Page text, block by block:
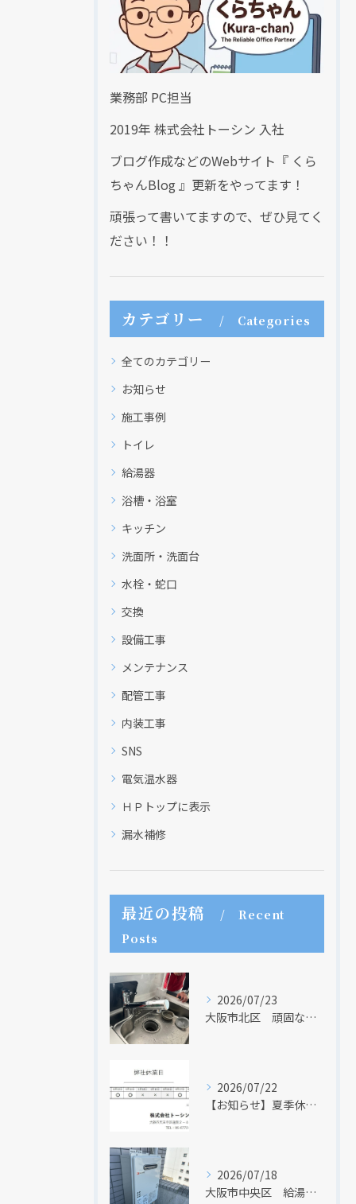
業務部 PC担当
2019年 株式会社トーシン 入社
ブログ作成などのWebサイト『 くら
ちゃんBlog 』更新をやってます！
頑張って書いてますので、ぜひ見てく
ださい！！
カテゴリー Categories
全てのカテゴリー
お知らせ
施工事例
トイレ
給湯器
浴槽・浴室
キッチン
洗面所・洗面台
水栓・蛇口
交換
設備工事
メンテナンス
配管工事
内装工事
SNS
電気温水器
ＨＰトップに表示
漏水補修
最近の投稿
Recent
Posts
2026/07/23
大阪市北区 頑固な水アカはなかなか取れない・・・
2026/07/22
【お知らせ】夏季休業日のお知らせ【２０２６年】
2026/07/18
大阪市中央区 給湯器のリモコンが無くても、リモコンを設置する方法はあります